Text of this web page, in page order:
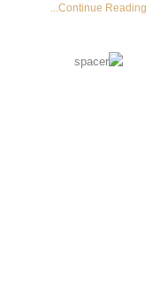
Continue Reading...